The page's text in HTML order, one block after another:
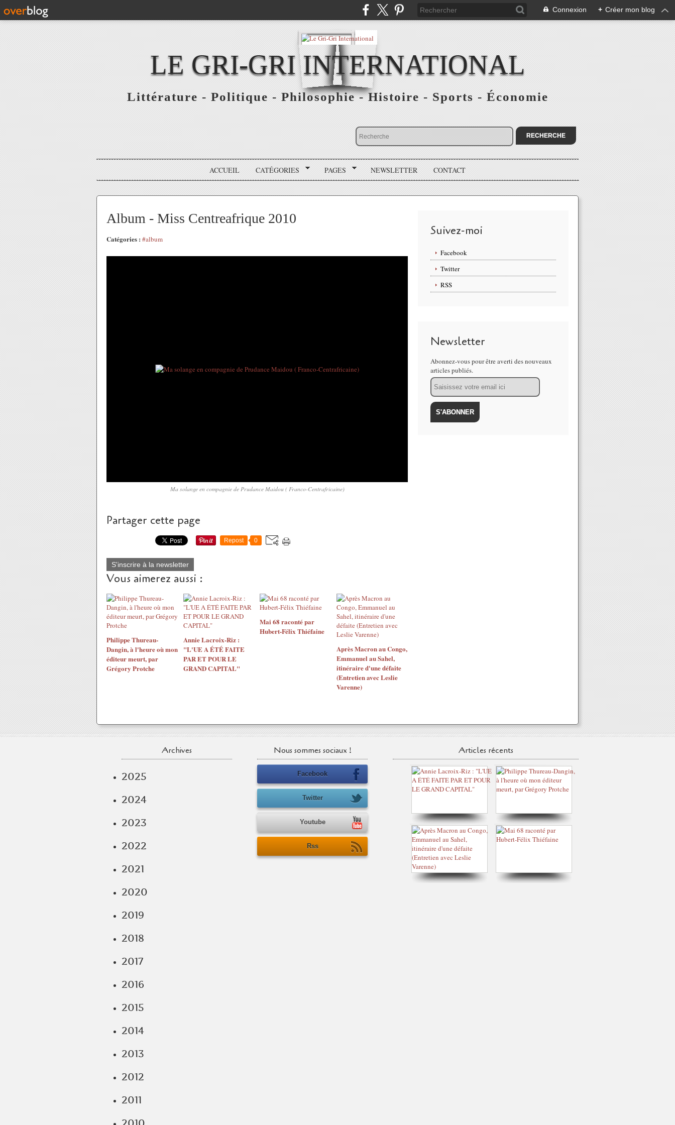
Connexion + Créer mon blog
LE GRI-GRI INTERNATIONAL
Littérature - Politique - Philosophie - Histoire - Sports - Économie
ACCUEIL CATÉGORIES PAGES NEWSLETTER CONTACT
Album - Miss Centreafrique 2010
Catégories : #album
Ma solange en compagnie de Prudance Maidou ( Franco-Centrafricaine)
Partager cette page
Repost 0
S'inscrire à la newsletter
Vous aimerez aussi :
Philippe Thureau-
Dangin, à l'heure où mon
éditeur meurt, par
Grégory Protche
Annie Lacroix-Riz :
"L'UE A ÉTÉ FAITE
PAR ET POUR LE
GRAND CAPITAL"
Mai 68 raconté par
Hubert-Félix Thiéfaine
Après Macron au Congo,
Emmanuel au Sahel,
itinéraire d'une défaite
(Entretien avec Leslie
Varenne)
Suivez-moi
Facebook
Twitter
RSS
Newsletter
Abonnez-vous pour être averti des nouveaux
articles publiés.
Email
Archives
2025
2024
2023
2022
2021
2020
2019
2018
2017
2016
2015
2014
2013
2012
2011
Nous sommes sociaux !
Facebook
Twitter
Youtube
Rss
Articles récents